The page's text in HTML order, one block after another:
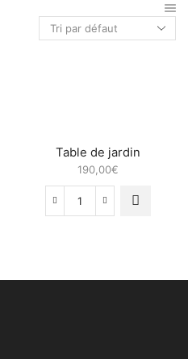
Table de jardin
190,00€
quantité